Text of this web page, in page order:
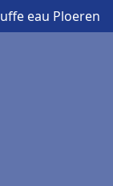
eau Ploeren